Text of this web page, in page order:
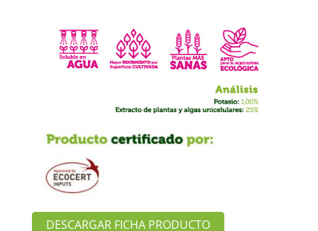
DESCARGAR FICHA PRODUCTO